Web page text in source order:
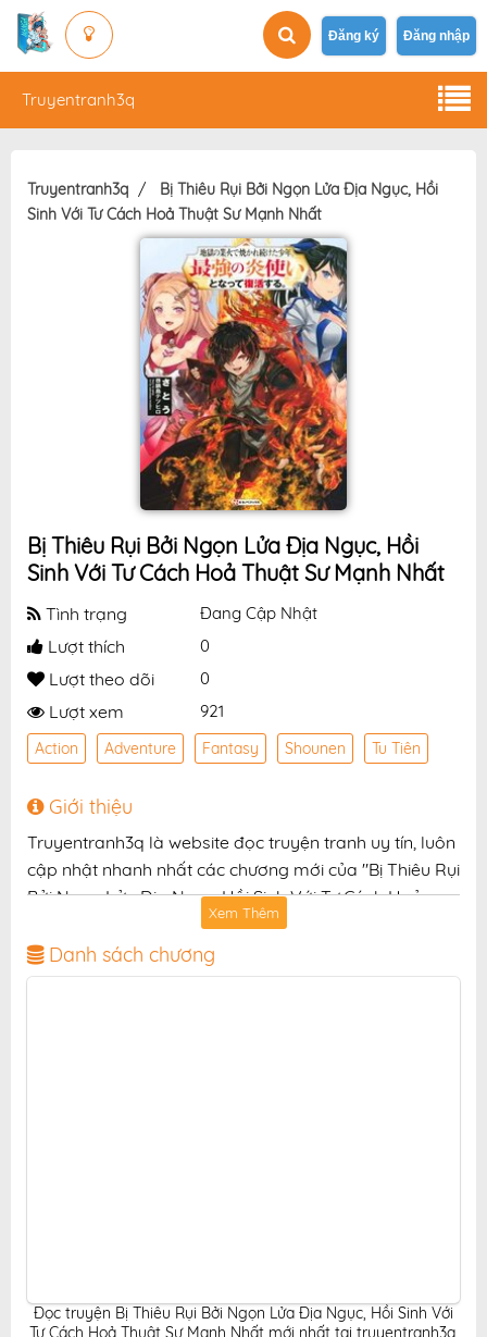
Đăng ký Đăng nhập
Truyentranh3q
Truyentranh3q
Bị Thiêu Rụi Bởi Ngọn Lửa Địa Ngục, Hồi
Sinh Với Tư Cách Hoả Thuật Sư Mạnh Nhất
Bị Thiêu Rụi Bởi Ngọn Lửa Địa Ngục, Hồi
Sinh Với Tư Cách Hoả Thuật Sư Mạnh Nhất
Tình trạng Đang Cập Nhật
Lượt thích 0
Lượt theo dõi 0
Lượt xem 921
Action Adventure Fantasy Shounen Tu Tiên
Giới thiệu
Truyentranh3q là website đọc truyện tranh uy tín, luôn
cập nhật nhanh nhất các chương mới của "Bị Thiêu Rụi
Bởi Ngọn Lửa Địa Ngục, Hồi Sinh Với Tư Cách Hoả
Thuật Sư Mạnh Nhất" với chất lượng hình ảnh sắc nét,
bản dịch chuẩn và giao diện thân thiện, mang đến trải
nghiệm đọc truyện hấp dẫn, tiện lợi, hoàn toàn miễn
Xem Thêm
Danh sách chương
Đọc truyện Bị Thiêu Rụi Bởi Ngọn Lửa Địa Ngục, Hồi Sinh Với
Tư Cách Hoả Thuật Sư Mạnh Nhất mới nhất tại truyentranh3q,